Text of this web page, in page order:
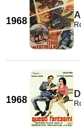
1968
1968